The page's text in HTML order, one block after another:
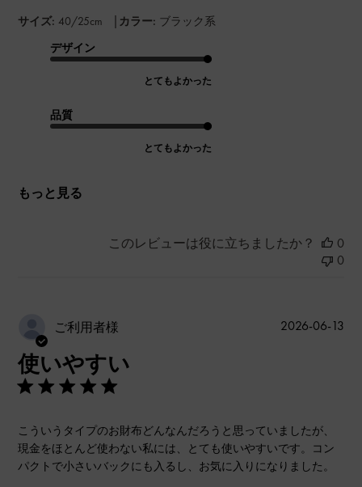
サイズ: 40/25cm | カラー: ブラック系
デザイン
とてもよかった
品質
とてもよかった
もっと見る
このレビューは役に立ちましたか？
0
0
ご利用者様
使いやすい
こういうタイプのお財布どんなんだろうと思っていましたが、
現金をほとんど使わない私には、とても使いやすいです。コン
パクトで小さいバックにも入るし、お気に入りになりました。
公
2026-06-13